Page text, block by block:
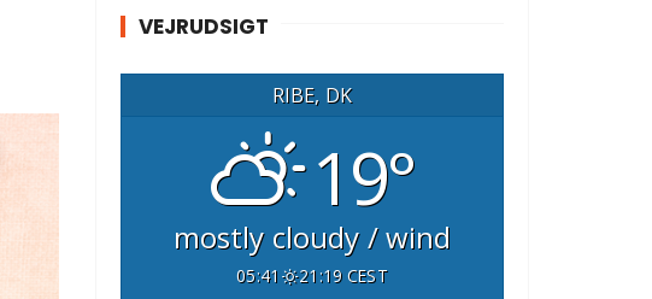
VEJRUDSIGT
RIBE, DK
19°
mostly cloudy / wind
05:41
21:19 CEST